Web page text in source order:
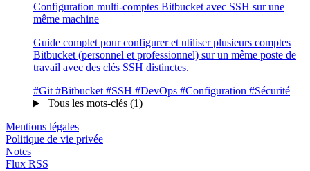
Configuration multi-comptes Bitbucket avec SSH sur une
même machine
Guide complet pour configurer et utiliser plusieurs comptes
Bitbucket (personnel et professionnel) sur un même poste de
travail avec des clés SSH distinctes.
#Git #Bitbucket #SSH #DevOps #Configuration #Sécurité
Tous les mots-clés (1)
Mentions légales
Politique de vie privée
Notes
Flux RSS